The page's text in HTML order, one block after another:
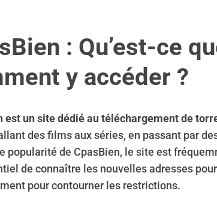
: Qu’est-ce
y accéder ?
est un site dédié au téléchargement de
des films aux séries, en passant par
popularité de CpasBien, le site est
de connaître les nouvelles adresses
pour contourner les restrictions.